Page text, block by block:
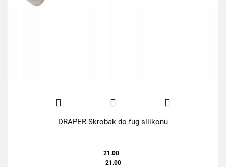
DRAPER Skrobak do fug silikonu
21.00
21.00